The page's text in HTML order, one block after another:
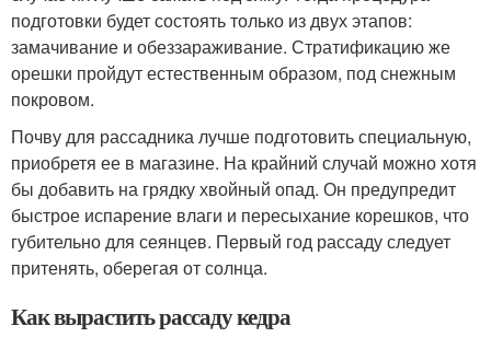
подготовки будет состоять только из двух этапов:
замачивание и обеззараживание. Стратификацию же
орешки пройдут естественным образом, под снежным
покровом.
Почву для рассадника лучше подготовить специальную,
приобретя ее в магазине. На крайний случай можно хотя
бы добавить на грядку хвойный опад. Он предупредит
быстрое испарение влаги и пересыхание корешков, что
губительно для сеянцев. Первый год рассаду следует
притенять, оберегая от солнца.
Как вырастить рассаду кедра